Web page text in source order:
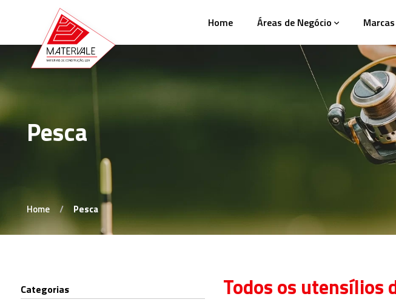
Home Áreas de Negócio
Pesca
Home Pesca
Categorias
Todos os utensílios